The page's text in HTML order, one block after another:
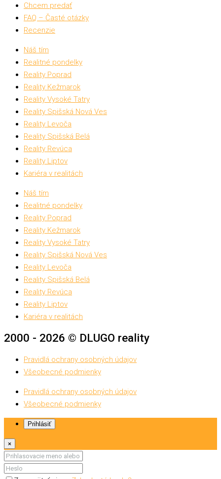
Chcem predať
FAQ – Časté otázky
Recenzie
Náš tím
Realitné pondelky
Reality Poprad
Reality Kežmarok
Reality Vysoké Tatry
Reality Spišská Nová Ves
Reality Levoča
Reality Spišská Belá
Reality Revúca
Reality Liptov
Kariéra v realitách
Náš tím
Realitné pondelky
Reality Poprad
Reality Kežmarok
Reality Vysoké Tatry
Reality Spišská Nová Ves
Reality Levoča
Reality Spišská Belá
Reality Revúca
Reality Liptov
Kariéra v realitách
2000 - 2026 © DLUGO reality
Pravidlá ochrany osobných údajov
Všeobecné podmienky
Pravidlá ochrany osobných údajov
Všeobecné podmienky
Prihlásiť
×